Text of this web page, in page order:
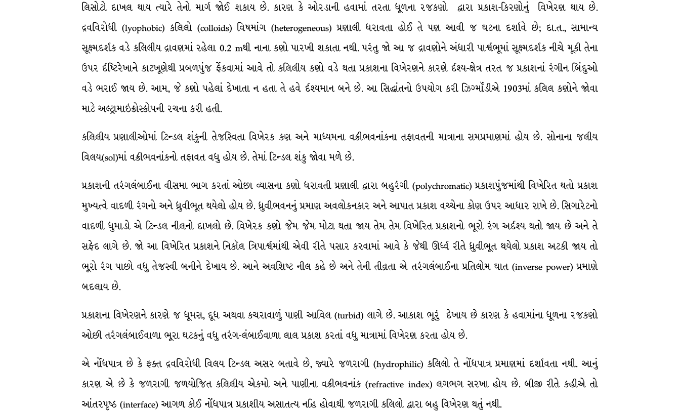
લિસોટો દાખલ થાય ત્યારે તેનો માર્ગ જોઈ શકાય છે. કારણ કે ઓરડાની હવામાં તરતા ધૂળના રજકણો દ્વારા પ્રકાશ-કિરણોનું વિખેરણ થાય છે.
દ્રવવિરોધી (lyophobic) કલિલો (colloids) વિષમાંગ (heterogeneous) પ્રણાલી ધરાવતા હોઈ તે પણ આવી જ ઘટના દર્શાવે છે; દા.ત., સામાન્ય
સૂક્ષ્મદર્શક વડે કલિલીય દ્રાવણમાં રહેલા 0.2 mથી નાના કણો પારખી શકાતા નથી. પરંતુ જો આ જ દ્રાવણોને અંધારી પાર્શ્વભૂમાં સૂક્ષ્મદર્શક નીચે મૂકી તેના
ઉપર ર્દષ્ટિરેખાને કાટખૂણેથી પ્રબળપુંજ ફેંકવામાં આવે તો કલિલીય કણો વડે થતા પ્રકાશના વિખેરણને કારણે ર્દશ્ય-ક્ષેત્ર તરત જ પ્રકાશનાં રંગીન બિંદુઓ
વડે ભરાઈ જાય છે. આમ, જે કણો પહેલાં દેખાતા ન હતા તે હવે ર્દશ્યમાન બને છે. આ સિદ્ધાંતનો ઉપયોગ કરી ઝિગ્મૉંડીએ 1903માં કલિલ કણોને જોવા
માટે અલ્ટ્રામાઇક્રોસ્કોપની રચના કરી હતી.
કલિલીય પ્રણાલીઓમાં ટિન્ડલ શંકુની તેજસ્વિતા વિખેરક કણ અને માધ્યમના વક્રીભવનાંકના તફાવતની માત્રાના સમપ્રમાણમાં હોય છે. સોનાના જલીય
વિલય(sol)માં વક્રીભવનાંકનો તફાવત વધુ હોય છે. તેમાં ટિન્ડલ શંકુ જોવા મળે છે.
પ્રકાશની તરંગલંબાઈના વીસમા ભાગ કરતાં ઓછા વ્યાસના કણો ધરાવતી પ્રણાલી દ્વારા બહુરંગી (polychromatic) પ્રકાશપુંજમાંથી વિખેરિત થતો પ્રકાશ
મુખ્યત્વે વાદળી રંગનો અને ધ્રુવીભૂત થયેલો હોય છે. ધ્રુવીભવનનું પ્રમાણ અવલોકનકાર અને આપાત પ્રકાશ વચ્ચેના કોણ ઉપર આધાર રાખે છે. સિગારેટનો
વાદળી ધુમાડો એ ટિન્ડલ નીલનો દાખલો છે. વિખેરક કણો જેમ જેમ મોટા થતા જાય તેમ તેમ વિખેરિત પ્રકાશનો ભૂરો રંગ અર્દશ્ય થતો જાય છે અને તે
સફેદ લાગે છે. જો આ વિખેરિત પ્રકાશને નિકૉલ ત્રિપાર્શ્વમાંથી એવી રીતે પસાર કરવામાં આવે કે જેથી ઊર્ધ્વ રીતે ધ્રુવીભૂત થયેલો પ્રકાશ અટકી જાય તો
ભૂરો રંગ પાછો વધુ તેજસ્વી બનીને દેખાય છે. આને અવશિષ્ટ નીલ કહે છે અને તેની તીવ્રતા એ તરંગલંબાઈના પ્રતિલોમ ઘાત (inverse power) પ્રમાણે
બદલાય છે.
પ્રકાશના વિખેરણને કારણે જ ધૂમસ, દૂધ અથવા કચરાવાળું પાણી આવિલ (turbid) લાગે છે. આકાશ ભૂરું દેખાય છે કારણ કે હવામાંના ધૂળના રજકણો
ઓછી તરંગલંબાઈવાળા ભૂરા ઘટકનું વધુ તરંગ-લંબાઈવાળા લાલ પ્રકાશ કરતાં વધુ માત્રામાં વિખેરણ કરતા હોય છે.
એ નોંધપાત્ર છે કે ફક્ત દ્રવવિરોધી વિલય ટિન્ડલ અસર બતાવે છે, જ્યારે જળરાગી (hydrophilic) કલિલો તે નોંધપાત્ર પ્રમાણમાં દર્શાવતા નથી. આનું
કારણ એ છે કે જળરાગી જળયોજિત કલિલીય એકમો અને પાણીના વક્રીભવનાંક (refractive index) લગભગ સરખા હોય છે. બીજી રીતે કહીએ તો
આંતરપૃષ્ઠ (interface) આગળ કોઈ નોંધપાત્ર પ્રકાશીય અસાતત્ય નહિ હોવાથી જળરાગી કલિલો દ્વારા બહુ વિખેરણ થતું નથી.